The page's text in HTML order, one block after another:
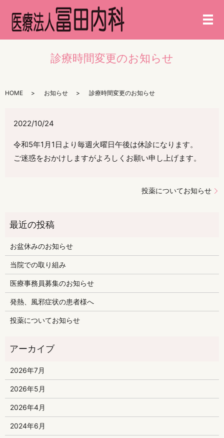
メ
診療時間変更のお知らせ
HOME お知らせ 診療時間変更のお知らせ
2022/10/24
令和5年1月1日より毎週火曜日午後は休診になります。
ご迷惑をおかけしますがよろしくお願い申し上げます。
投薬についてお知らせ
お盆休みのお知らせ
当院での取り組み
医療事務員募集のお知らせ
発熱、風邪症状の患者様へ
投薬についてお知らせ
2026年7月
2026年5月
2026年4月
2024年6月